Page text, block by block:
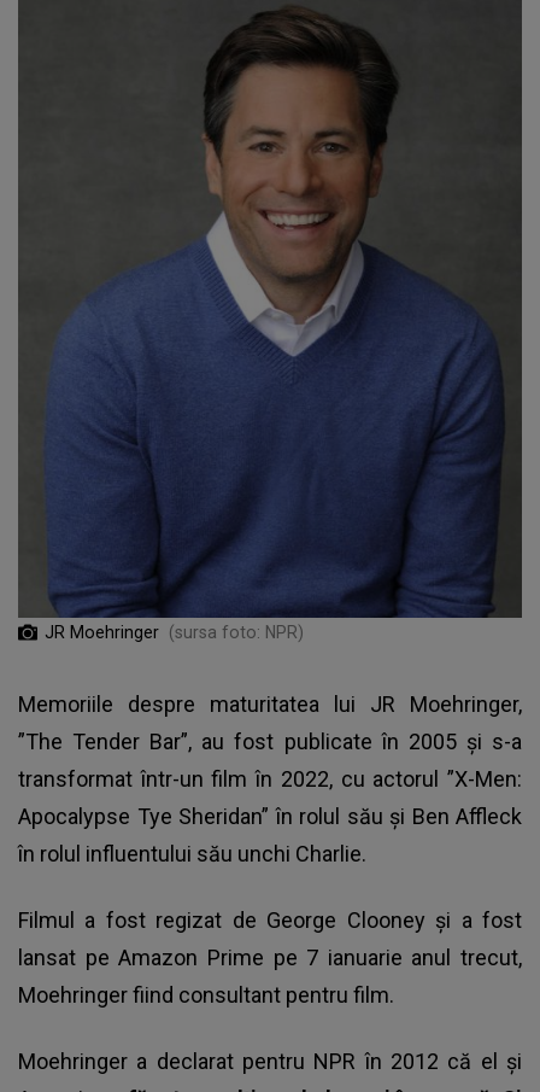
JR Moehringer (sursa foto: NPR)
Memoriile despre maturitatea lui JR Moehringer,
”The Tender Bar”, au fost publicate în 2005 și s-a
transformat într-un film în 2022, cu actorul ”X-Men:
Apocalypse Tye Sheridan” în rolul său și Ben Affleck
în rolul influentului său unchi Charlie.
Filmul a fost regizat de George Clooney și a fost
lansat pe Amazon Prime pe 7 ianuarie anul trecut,
Moehringer fiind consultant pentru film.
Moehringer a declarat pentru NPR în 2012 că el și